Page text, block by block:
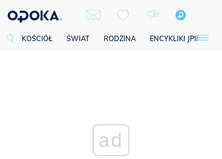
KOŚCIÓŁ ŚWIAT RODZINA ENCYKLIKI JPII
ad